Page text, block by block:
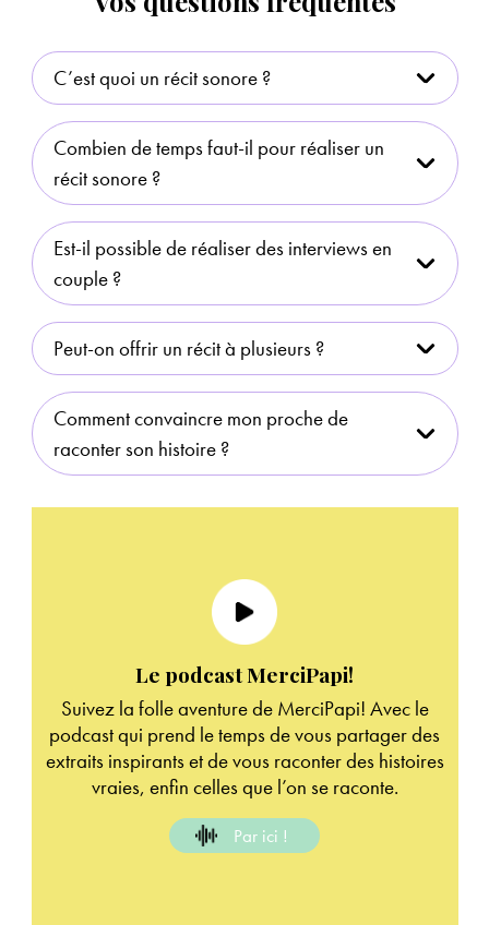
C’est quoi un récit sonore ?
Combien de temps faut-il pour réaliser un
récit sonore ?
Est-il possible de réaliser des interviews en
couple ?
Peut-on offrir un récit à plusieurs ?
Comment convaincre mon proche de
raconter son histoire ?
Le podcast MerciPapi!
Suivez la folle aventure de MerciPapi! Avec le
podcast qui prend le temps de vous partager des
extraits inspirants et de vous raconter des histoires
vraies, enfin celles que l’on se raconte.
Par ici !